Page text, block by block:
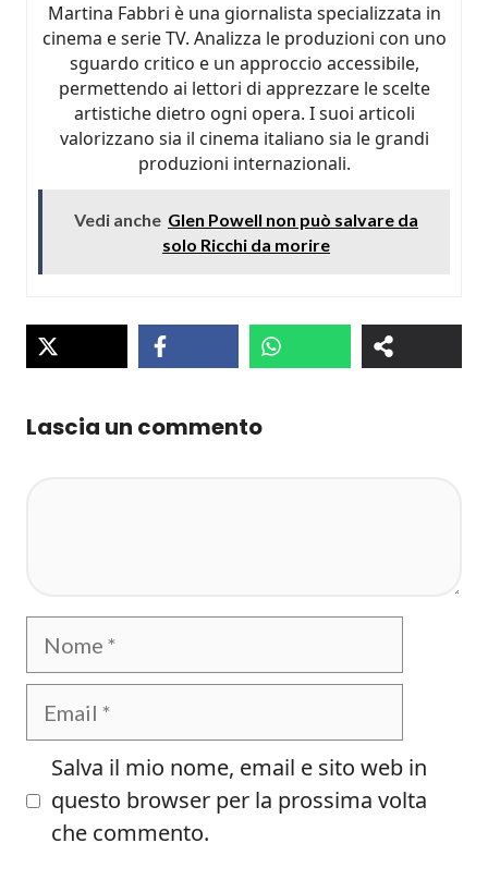
Martina Fabbri è una giornalista specializzata in
cinema e serie TV. Analizza le produzioni con uno
sguardo critico e un approccio accessibile,
permettendo ai lettori di apprezzare le scelte
artistiche dietro ogni opera. I suoi articoli
valorizzano sia il cinema italiano sia le grandi
produzioni internazionali.
Vedi anche Glen Powell non può salvare da
solo Ricchi da morire
Lascia un commento
Nome
Email
Salva il mio nome, email e sito web in
questo browser per la prossima volta
che commento.